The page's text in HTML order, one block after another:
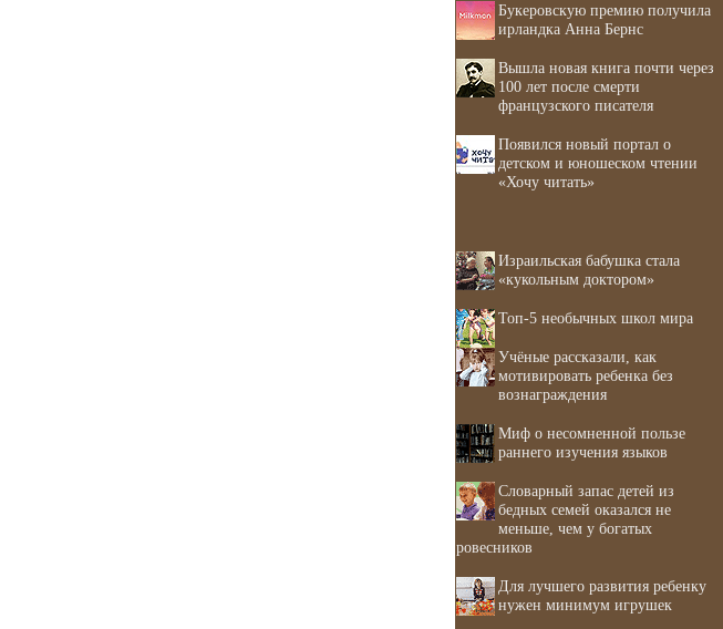
Букеровскую премию получила
ирландка Анна Бернс
Вышла новая книга почти через
100 лет после смерти
французского писателя
Появился новый портал о
детском и юношеском чтении
«Хочу читать»
Израильская бабушка стала
«кукольным доктором»
Топ-5 необычных школ мира
Учёные рассказали, как
мотивировать ребенка без
вознаграждения
Миф о несомненной пользе
раннего изучения языков
Словарный запас детей из
бедных семей оказался не
меньше, чем у богатых
ровесников
Для лучшего развития ребенку
нужен минимум игрушек